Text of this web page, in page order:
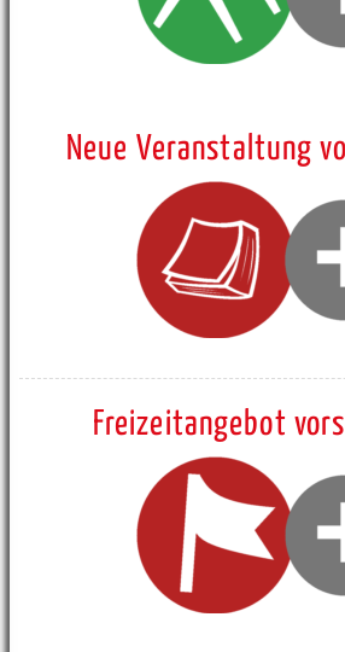
Neue Veranstaltung
Freizeitangebot